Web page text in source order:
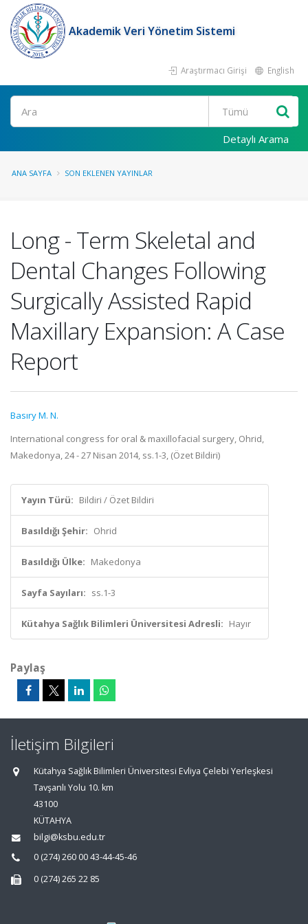
Akademik Veri Yönetim Sistemi
Araştırmacı Girişi English
Ara
Detaylı Arama
ANA SAYFA SON EKLENEN YAYINLAR
Long - Term Skeletal and
Dental Changes Following
Surgically Assisted Rapid
Maxillary Expansion: A Case
Report
Basıry M. N.
International congress for oral & maxillofacial surgery, Ohrid,
Makedonya, 24 - 27 Nisan 2014, ss.1-3, (Özet Bildiri)
Yayın Türü: Bildiri / Özet Bildiri
Basıldığı Şehir: Ohrid
Basıldığı Ülke: Makedonya
Sayfa Sayıları: ss.1-3
Kütahya Sağlık Bilimleri Üniversitesi Adresli: Hayır
Paylaş
İletişim Bilgileri
Kütahya Sağlık Bilimleri Üniversitesi Evliya Çelebi Yerleşkesi
Tavşanlı Yolu 10. km
43100
KÜTAHYA
bilgi@ksbu.edu.tr
0 (274) 260 00 43-44-45-46
0 (274) 265 22 85